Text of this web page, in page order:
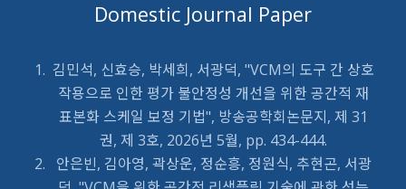
Domestic Journal Paper
김민석, 신효승, 박세희, 서광덕, "VCM의 도구 간 상호
작용으로 인한 평가 불안정성 개선을 위한 공간적 재
표본화 스케일 보정 기법", 방송공학회논문지, 제 31
권, 제 3호, 2026년 5월, pp. 434-444.
안은빈, 김아영, 곽상운, 정순흥, 정원식, 추현곤, 서광